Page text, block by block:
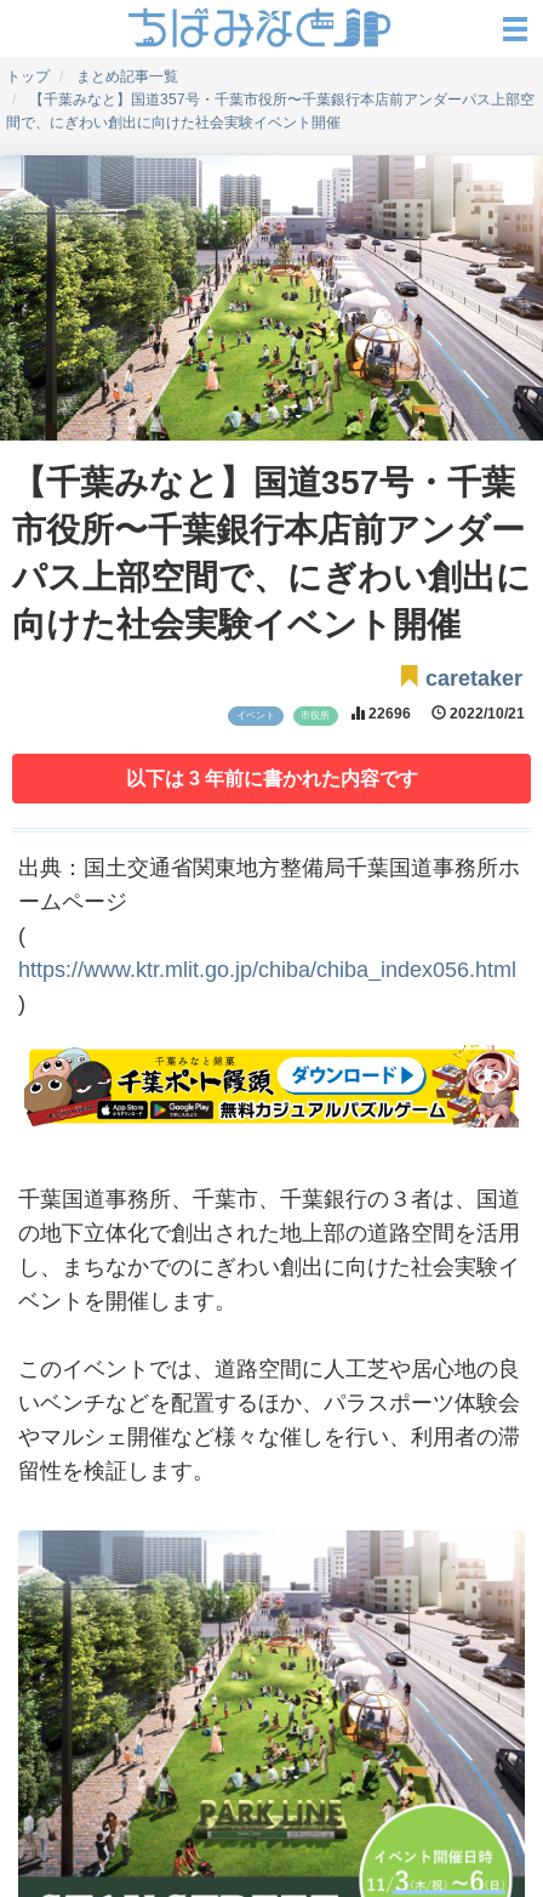
トップ
まとめ記事一覧
【千葉みなと】国道357号・千葉市役所〜千葉銀行本店前アンダーパス上部空
間で、にぎわい創出に向けた社会実験イベント開催
【千葉みなと】国道357号・千葉
市役所〜千葉銀行本店前アンダー
パス上部空間で、にぎわい創出に
向けた社会実験イベント開催
caretaker
イベント 市役所 22696 2022/10/21
以下は 3 年前に書かれた内容です
出典：国土交通省関東地方整備局千葉国道事務所ホ
ームページ
(
https://www.ktr.mlit.go.jp/chiba/chiba_index056.html
)
千葉国道事務所、千葉市、千葉銀行の３者は、国道
の地下立体化で創出された地上部の道路空間を活用
し、まちなかでのにぎわい創出に向けた社会実験イ
ベントを開催します。
このイベントでは、道路空間に人工芝や居心地の良
いベンチなどを配置するほか、パラスポーツ体験会
やマルシェ開催など様々な催しを行い、利用者の滞
留性を検証します。